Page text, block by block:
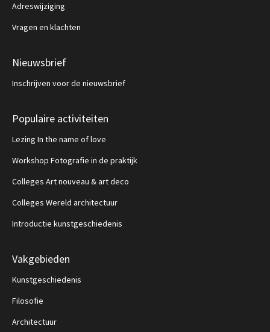
Adreswijziging
Vragen en klachten
Nieuwsbrief
Inschrijven voor de nieuwsbrief
Populaire activiteiten
Lezing In the name of love
Workshop Fotografie in de praktijk
Colleges Art nouveau & art deco
Colleges Wereld architectuur
Introductie kunstgeschiedenis
Vakgebieden
Kunstgeschiedenis
Filosofie
Architectuur